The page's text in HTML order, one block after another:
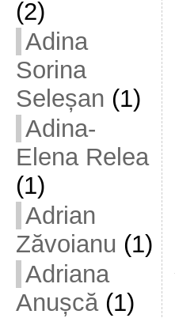
(2)
Adina
Sorina
Seleșan (1)
Adina-
Elena Relea
(1)
Adrian
Zăvoianu (1)
Adriana
Anușcă(1)